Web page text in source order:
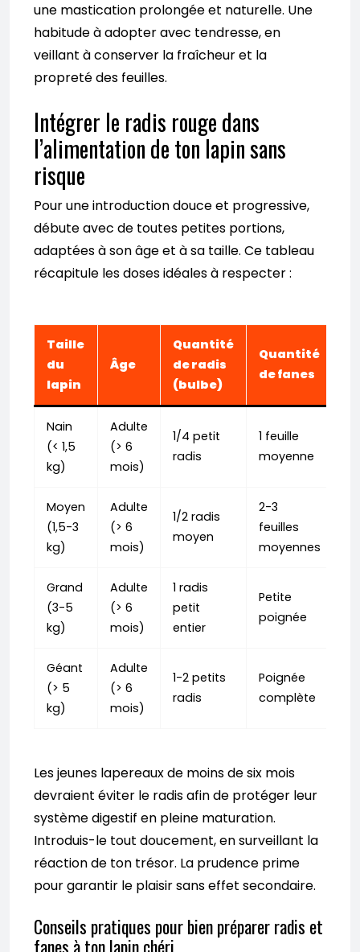
une mastication prolongée et naturelle. Une
habitude à adopter avec tendresse, en
veillant à conserver la fraîcheur et la
propreté des feuilles.
Intégrer le radis rouge dans
l’alimentation de ton lapin sans
risque
Pour une introduction douce et progressive,
débute avec de toutes petites portions,
adaptées à son âge et à sa taille. Ce tableau
récapitule les doses idéales à respecter :
Taille
du
lapin
Âge
Quantité
de radis
(bulbe)
Quantité
de fanes
Nain
(< 1,5
kg)
Adulte
(> 6
mois)
1/4 petit
radis
1 feuille
moyenne
Moyen
(1,5-3
kg)
Adulte
(> 6
mois)
1/2 radis
moyen
2-3
feuilles
moyennes
Grand
(3-5
kg)
Adulte
(> 6
mois)
1 radis
petit
entier
Petite
poignée
Géant
(> 5
kg)
Adulte
(> 6
mois)
1-2 petits
radis
Poignée
complète
Les jeunes lapereaux de moins de six mois
devraient éviter le radis afin de protéger leur
système digestif en pleine maturation.
Introduis-le tout doucement, en surveillant la
réaction de ton trésor. La prudence prime
pour garantir le plaisir sans effet secondaire.
Conseils pratiques pour bien préparer radis et
fanes à ton lapin chéri